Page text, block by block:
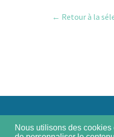
Nous utilisons des
← Retour à la